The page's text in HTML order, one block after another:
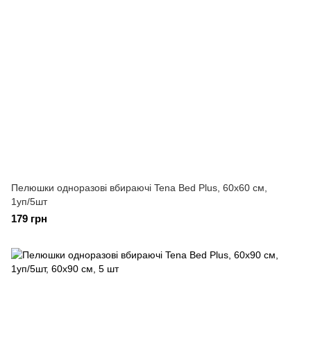
Пелюшки одноразові вбираючі Tena Bed Plus, 60х60 см,
1уп/5шт
179 грн